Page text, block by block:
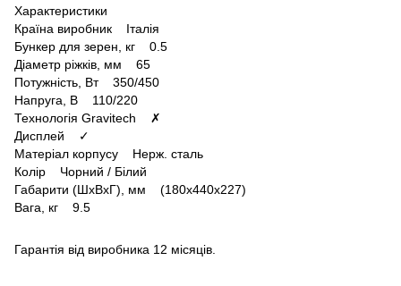
Характеристики
Країна виробник Італія
Бункер для зерен, кг 0.5
Діаметр ріжків, мм 65
Потужність, Вт 350/450
Напруга, В 110/220
Технологія Gravitech ✗
Дисплей ✓
Матеріал корпусу Нерж. сталь
Колір Чорний / Білий
Габарити (ШxВxГ), мм (180x440x227)
Вага, кг 9.5
Гарантія від виробника 12 місяців.